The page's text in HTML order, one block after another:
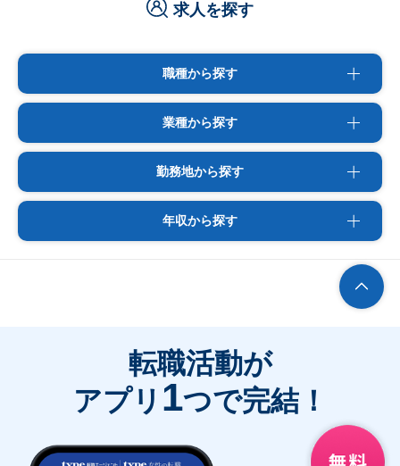
求人を探す
職種から探す
業種から探す
勤務地から探す
年収から探す
転職活動が
アプリ 1つで完結！